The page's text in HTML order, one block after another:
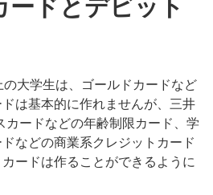
ードとデビット
大学生は、ゴールドカードなど
は基本的に作れませんが、三井
カードなどの年齢制限カード、学
などの商業系クレジットカード
ードは作ることができるように